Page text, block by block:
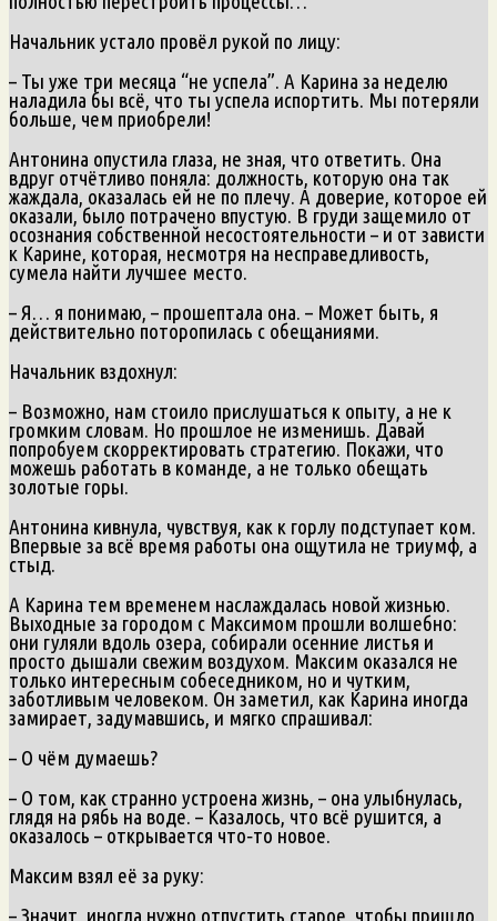
Начальник устало провёл рукой по лицу:
– Ты уже три месяца “не успела”. А Карина за неделю
наладила бы всё, что ты успела испортить. Мы потеряли
больше, чем приобрели!
Антонина опустила глаза, не зная, что ответить. Она
вдруг отчётливо поняла: должность, которую она так
жаждала, оказалась ей не по плечу. А доверие, которое ей
оказали, было потрачено впустую. В груди защемило от
осознания собственной несостоятельности – и от зависти
к Карине, которая, несмотря на несправедливость,
сумела найти лучшее место.
– Я… я понимаю, – прошептала она. – Может быть, я
действительно поторопилась с обещаниями.
Начальник вздохнул:
– Возможно, нам стоило прислушаться к опыту, а не к
громким словам. Но прошлое не изменишь. Давай
попробуем скорректировать стратегию. Покажи, что
можешь работать в команде, а не только обещать
золотые горы.
Антонина кивнула, чувствуя, как к горлу подступает ком.
Впервые за всё время работы она ощутила не триумф, а
стыд.
А Карина тем временем наслаждалась новой жизнью.
Выходные за городом с Максимом прошли волшебно:
они гуляли вдоль озера, собирали осенние листья и
просто дышали свежим воздухом. Максим оказался не
только интересным собеседником, но и чутким,
заботливым человеком. Он заметил, как Карина иногда
замирает, задумавшись, и мягко спрашивал:
– О чём думаешь?
– О том, как странно устроена жизнь, – она улыбнулась,
глядя на рябь на воде. – Казалось, что всё рушится, а
оказалось – открывается что‑то новое.
Максим взял её за руку:
– Значит, иногда нужно отпустить старое, чтобы пришло